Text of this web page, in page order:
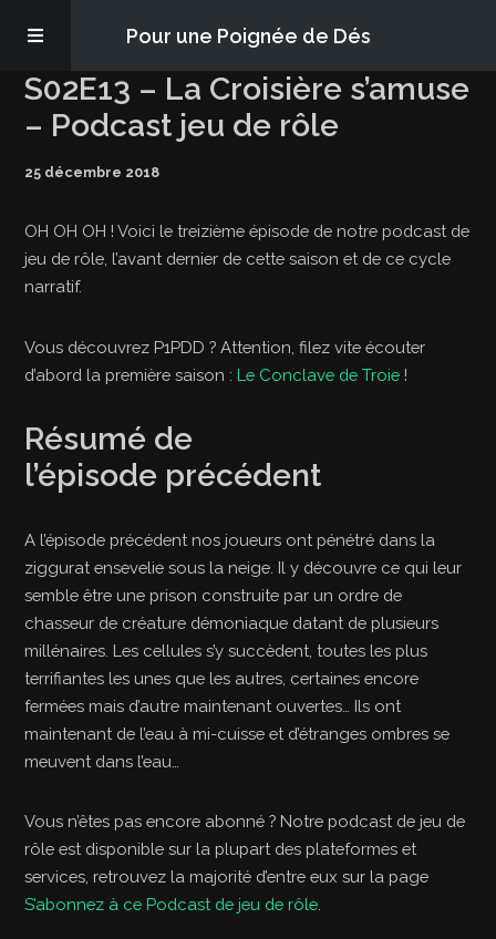
Pour une Poignée de Dés
Les épisodes
PQD2P
S’abonner
À propos
S02E13 – La Croisière s’amuse
– Podcast jeu de rôle
25 décembre 2018
OH OH OH ! Voici le treizième épisode de notre podcast de
jeu de rôle, l’avant dernier de cette saison et de ce cycle
narratif.
Vous découvrez P1PDD ? Attention, filez vite écouter
d’abord la première saison :Le Conclave de Troie !
Résumé de
l’épisode précédent
A l’épisode précédent nos joueurs ont pénétré dans la
ziggurat ensevelie sous la neige. Il y découvre ce qui leur
semble être une prison construite par un ordre de
chasseur de créature démoniaque datant de plusieurs
millénaires. Les cellules s’y succèdent, toutes les plus
terrifiantes les unes que les autres, certaines encore
fermées mais d’autre maintenant ouvertes… Ils ont
maintenant de l’eau à mi-cuisse et d’étranges ombres se
meuvent dans l’eau…
Vous n’êtes pas encore abonné ? Notre podcast de jeu de
rôle est disponible sur la plupart des plateformes et
services, retrouvez la majorité d’entre eux sur la page
S’abonnez à ce Podcast de jeu de rôle